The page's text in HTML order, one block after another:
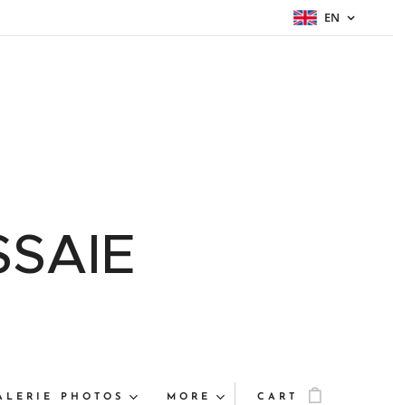
EN
PHOTOS MORE CART